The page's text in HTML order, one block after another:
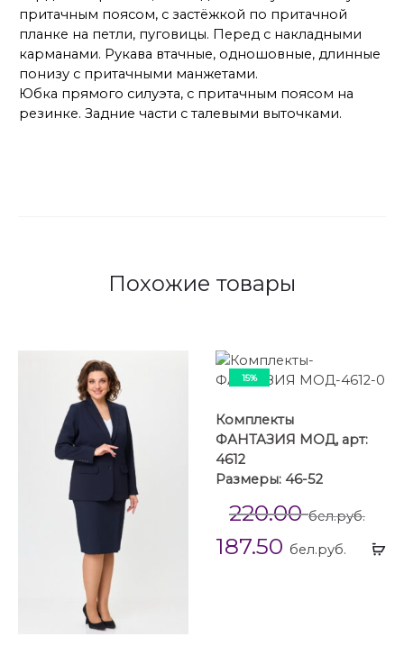
притачным поясом, с застёжкой по притачной
планке на петли, пуговицы. Перед с накладными
карманами. Рукава втачные, одношовные, длинные
понизу с притачными манжетами.
Юбка прямого силуэта, с притачным поясом на
резинке. Задние части с талевыми выточками.
Похожие товары
15%
Комплекты
ФАНТАЗИЯ МОД, арт:
4612
Размеры: 46-52
220.00бел.руб.
187.50 бел.руб.